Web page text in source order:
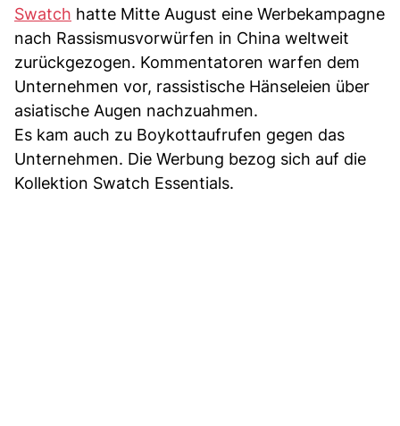
Swatch hatte Mitte August eine Werbekampagne
nach Rassismusvorwürfen in China weltweit
zurückgezogen. Kommentatoren warfen dem
Unternehmen vor, rassistische Hänseleien über
asiatische Augen nachzuahmen.
Es kam auch zu Boykottaufrufen gegen das
Unternehmen. Die Werbung bezog sich auf die
Kollektion Swatch Essentials.